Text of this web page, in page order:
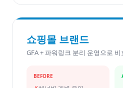
쇼핑몰 브랜드
GFA + 파워링크 분리 운영으로 비
BEFORE